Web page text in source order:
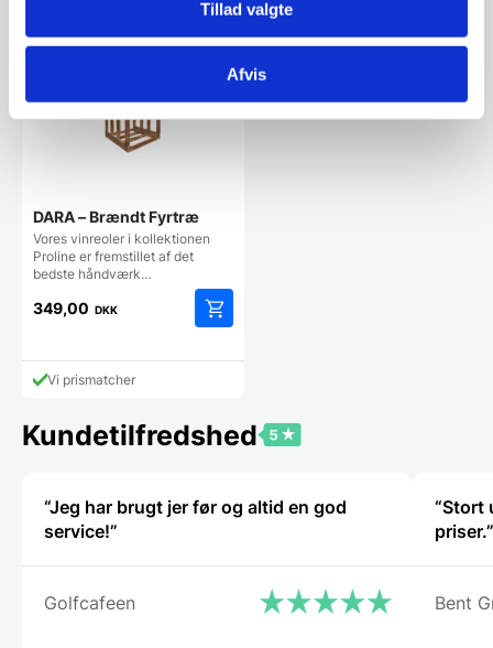
Tillad valgte
Afvis
Vi prismatcher
DARA – Brændt Fyrtræ
Vores vinreoler i kollektionen
Proline er fremstillet af det
bedste håndværk…
349,00 DKK
Vi prismatcher
Kundetilfredshed
“Jeg har brugt jer før og altid en god
service!”
Golfcafeen
“Stort
priser.”
Bent